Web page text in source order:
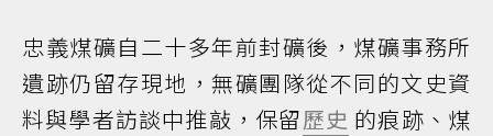
忠義煤礦自二十多年前封礦後，煤礦事務所
遺跡仍留存現地，無礦團隊從不同的文史資
料與學者訪談中推敲，保留歷史 的痕跡、煤